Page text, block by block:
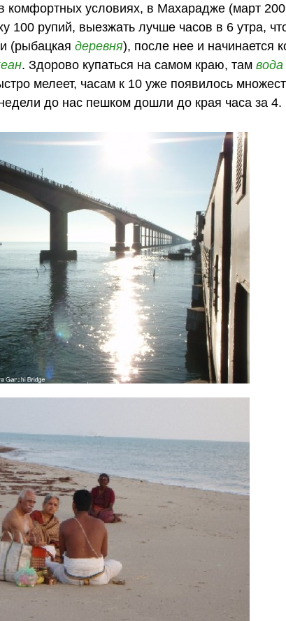
комфортных условиях, в Махарадже (март
100 рупий, выезжать лучше часов в 6 утра,
(рыбацкаядеревня), после нее и начинается
. Здорово купаться на самом краю, тамвода
мелеет, часам к 10 уже появилось
до нас пешком дошли до края часа за 4.